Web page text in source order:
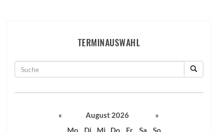
TERMINAUSWAHL
« August 2026
»
Mo
Di Mi Do Fr Sa So